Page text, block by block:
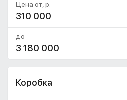
Цена от, р.
до
Коробка